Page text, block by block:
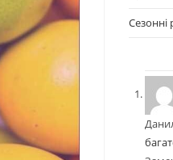
Сезонні